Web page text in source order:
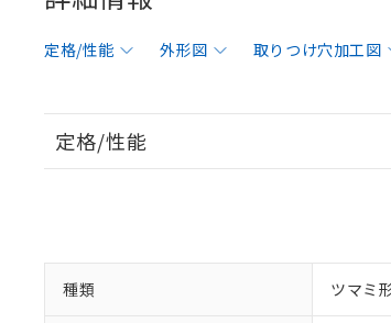
定格/性能 外形図 取りつけ穴加工図
定格/性能
種類 ツマミ